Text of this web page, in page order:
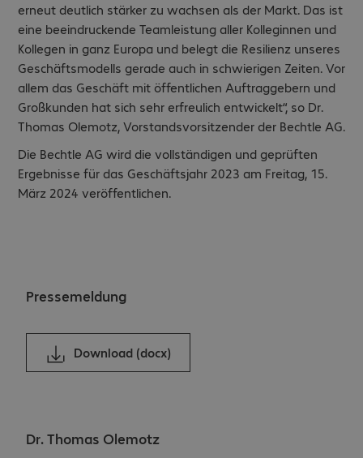
erneut deutlich stärker zu wachsen als der Markt. Das ist
eine beeindruckende Teamleistung aller Kolleginnen und
Kollegen in ganz Europa und belegt die Resilienz unseres
Geschäftsmodells gerade auch in schwierigen Zeiten. Vor
allem das Geschäft mit öffentlichen Auftraggebern und
Großkunden hat sich sehr erfreulich entwickelt“, so Dr.
Thomas Olemotz, Vorstandsvorsitzender der Bechtle AG.
Die Bechtle AG wird die vollständigen und geprüften
Ergebnisse für das Geschäftsjahr 2023 am Freitag, 15.
März 2024 veröffentlichen.
Pressemeldung
Download (docx)
Dr. Thomas Olemotz